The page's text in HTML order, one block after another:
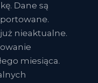
Dane są
nieaktualne.
miesiąca.